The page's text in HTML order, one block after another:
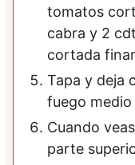
tomatos
cabra y 2
cortada
Tapa y deja
fuego medio
Cuando
parte